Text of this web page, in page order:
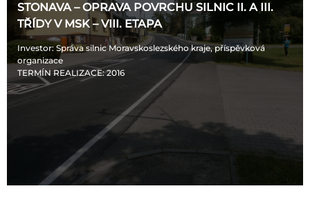
STONAVA – OPRAVA POVRCHU SILNIC II. A III.
TŘÍDY V MSK – VIII. ETAPA
Investor: Správa silnic Moravskoslezského kraje, příspěvková
organizace
TERMÍN REALIZACE: 2016